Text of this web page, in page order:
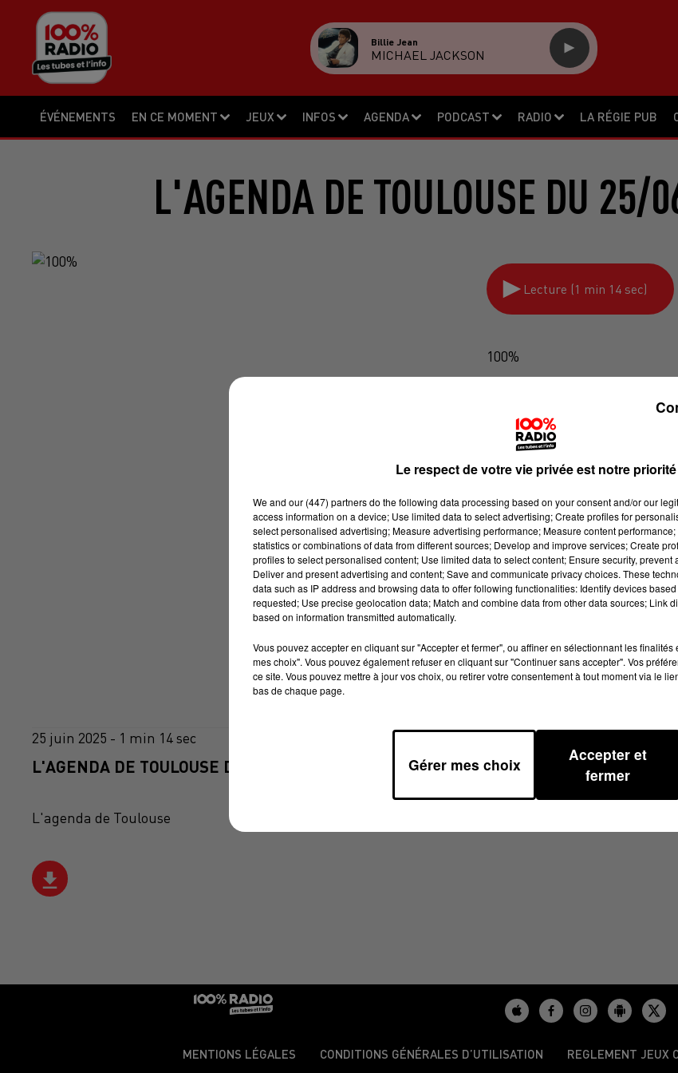
ÉVÉNEMENTS EN CE MOMENT JEUX INFOS AGENDA PODCAST RADIO LA RÉGIE PUB
Billie Jean
MICHAEL JACKSON
L'AGENDA DE TOULOUSE DU
Lecture (1 min 14 sec)
100%
25 juin 2025 - 1 min 14 sec
L'AGENDA DE TOULOUSE DU 25/06/2025 À 13H39
L'agenda de Toulouse
MENTIONS LÉGALES CONDITIONS GÉNÉRALES D’UTILISATION REGLEMENT JEUX
Le respect de votre vie privée est notre priorité
We and our (447) partnersdo the following data processing based on your consent and/or our
access information on a device; Use limited data to select advertising; Create profiles for
select personalised advertising; Measure advertising performance; Measure content
statistics or combinations of data from different sources; Develop and improve services; Create
profiles to select personalised content; Use limited data to select content; Ensure security, prevent
Deliver and present advertising and content; Save and communicate privacy choices. These
data such as IP address and browsing data to offer following functionalities: Identify devices
requested; Use precise geolocation data; Match and combine data from other data sources; Link
based on information transmitted automatically.
Vous pouvez accepter en cliquant sur "Accepter et fermer", ou affiner en sélectionnant les
mes choix". Vous pouvez également refuser en cliquant sur "Continuer sans accepter". Vos
ce site. Vous pouvez mettre à jour vos choix, ou retirer votre consentement à tout moment via le
bas de chaque page.
Gérer mes choix
Accepter et
fermer